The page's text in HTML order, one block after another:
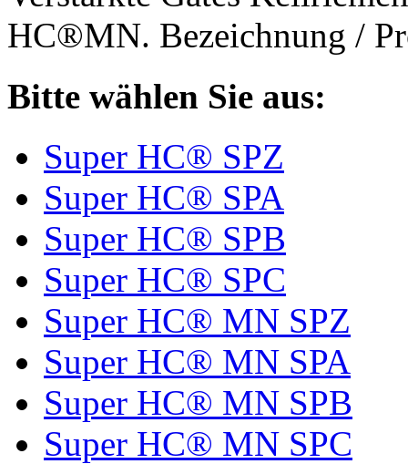
HC®MN. Bezeichnung /
Bitte wählen Sie aus:
Super HC® SPZ
Super HC® SPA
Super HC® SPB
Super HC® SPC
Super HC® MN SPZ
Super HC® MN SPA
Super HC® MN SPB
Super HC® MN SPC